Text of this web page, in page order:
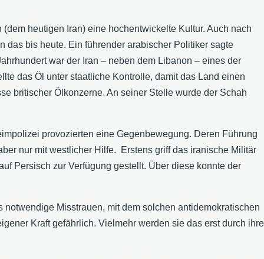
heutigen Iran) eine hochentwickelte Kultur. Auch nach
das bis heute. Ein führender arabischer Politiker sagte
war der Iran – neben dem Libanon – eines der
das Öl unter staatliche Kontrolle, damit das Land einen
britischer Ölkonzerne. An seiner Stelle wurde der Schah
provozierten eine Gegenbewegung. Deren Führung
nur mit westlicher Hilfe. Erstens griff das iranische Militär
Persisch zur Verfügung gestellt. Über diese konnte der
Misstrauen, mit dem solchen antidemokratischen
Kraft gefährlich. Vielmehr werden sie das erst durch ihre